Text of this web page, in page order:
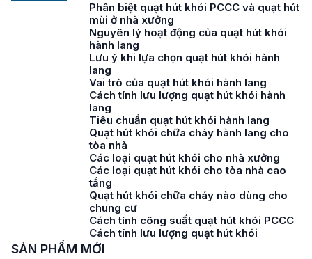
Phân biệt quạt hút khói PCCC và quạt hút
mùi ở nhà xưởng
Nguyên lý hoạt động của quạt hút khói
hành lang
Lưu ý khi lựa chọn quạt hút khói hành
lang
Vai trò của quạt hút khói hành lang
Cách tính lưu lượng quạt hút khói hành
lang
Tiêu chuẩn quạt hút khói hành lang
Quạt hút khói chữa cháy hành lang cho
tòa nhà
Các loại quạt hút khói cho nhà xưởng
Các loại quạt hút khói cho tòa nhà cao
tầng
Quạt hút khói chữa cháy nào dùng cho
chung cư
Cách tính công suất quạt hút khói PCCC
Cách tính lưu lượng quạt hút khói
SẢN PHẨM MỚI